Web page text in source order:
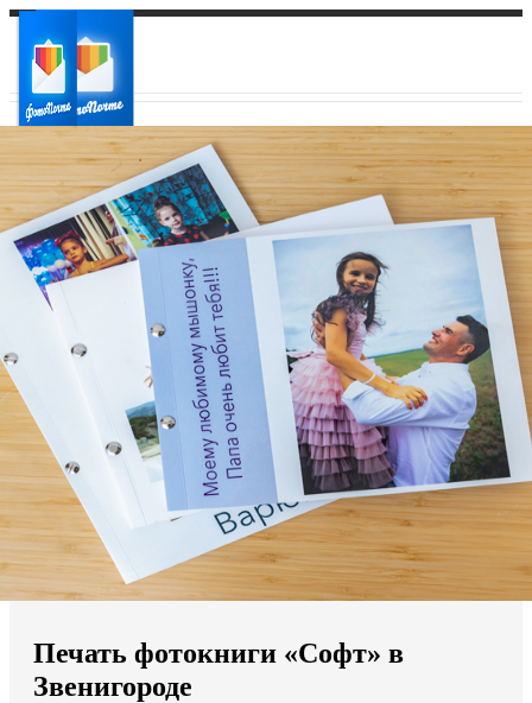
Ваш город:
Ваш регион доставки
Выберите из списка:
Мы доставляем по всему миру
Продолжить без города
Печать фотокниги «Софт» в
Звенигороде